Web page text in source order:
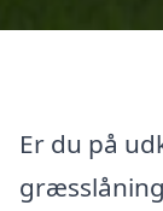
Er du på